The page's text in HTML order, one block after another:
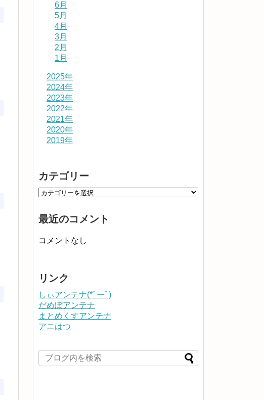
6月
5月
4月
3月
2月
1月
2025年
2024年
2023年
2022年
2021年
2020年
2019年
カテゴリー
最近のコメント
コメントなし
リンク
しぃアンテナ(*ﾟーﾟ)
だめぽアンテナ
まとめくすアンテナ
アニはつ